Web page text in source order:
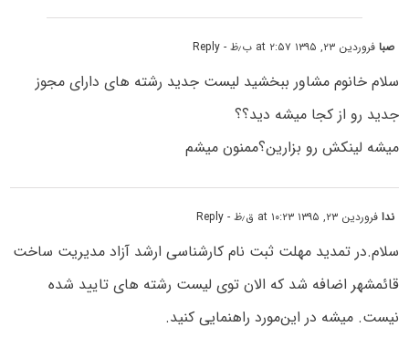
صبافروردین ۲۳, ۱۳۹۵ at ۲:۵۷ ب٫ظ - Reply
سلام خانوم مشاور ببخشید لیست جدید رشته های دارای مجوز
جدید رو از کجا میشه دید؟؟
میشه لینکش رو بزارین؟ممنون میشم
ندافروردین ۲۳, ۱۳۹۵ at ۱۰:۲۳ ق٫ظ - Reply
سلام.‌در تمدید مهلت ثبت نام کارشناسی ارشد آزاد مدیریت ساخت
قائمشهر اضافه شد که الان توی لیست رشته های تایید شده
نیست. میشه در این‌مورد راهنمایی کنید.